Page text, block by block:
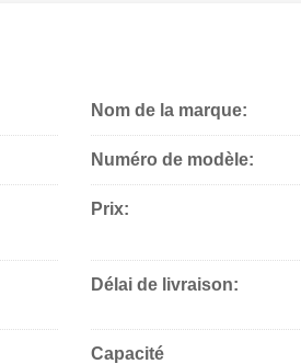
Nom de la marque:
Numéro de modèle:
Prix:
Délai de livraison:
Capacité